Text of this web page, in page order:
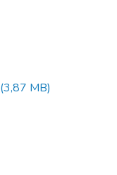
(3,87 MB)